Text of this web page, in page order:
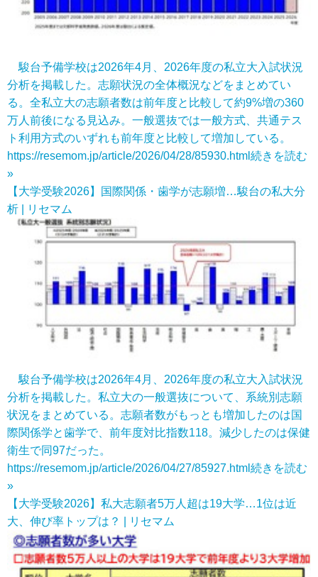
駿台予備学校は2026年4月、2026年度の私立大入試状況
分析を掲載した。志願状況の全体概況などをまとめてい
る。全私立大の志願者数は前年度と比較して約9%増の360
万人前後になる見込み。一般選抜では一般方式、共通テス
ト利用方式のいずれも前年度と比較して増加している。
https://resemom.jp/article/2026/04/28/85930.html 続きを読む
»
【大学受験2026】国際関係・歯学が志願増…駿台の私大分
析 | リセマム
駿台予備学校は2026年4月、2026年度の私立大入試状況
分析を掲載した。私立大の一般選抜について、系統別志願
状況をまとめている。志願者数がもっとも増加したのは国
際関係学と歯学で、前年度対比指数118。減少したのは保健
衛生で同97だった。
https://resemom.jp/article/2026/04/27/85927.html 続きを読む
»
【大学受験2026】私大志願者5万人超は19大学…1位は近
大、伸び率トップは？ | リセマム